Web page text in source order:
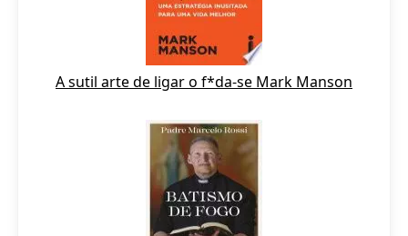
A sutil arte de ligar o f*da-se Mark Manson